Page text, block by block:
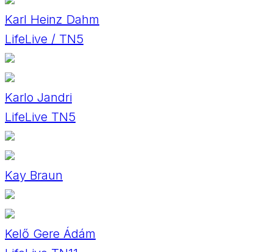
Karl Heinz Dahm
LifeLive / TN5
Karlo Jandri
LifeLive TN5
Kay Braun
Kelő Gere Ádám